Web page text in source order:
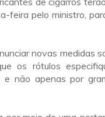
feira pelo ministro,
novas medidas
os rótulos
não apenas por